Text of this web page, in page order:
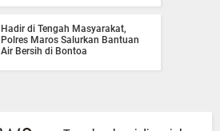
Hadir di Tengah Masyarakat,
Polres Maros Salurkan Bantuan
Air Bersih di Bontoa